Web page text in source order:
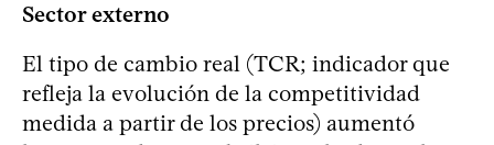
Sector externo
El tipo de cambio real (TCR; indicador que
refleja la evolución de la competitividad
medida a partir de los precios) aumentó